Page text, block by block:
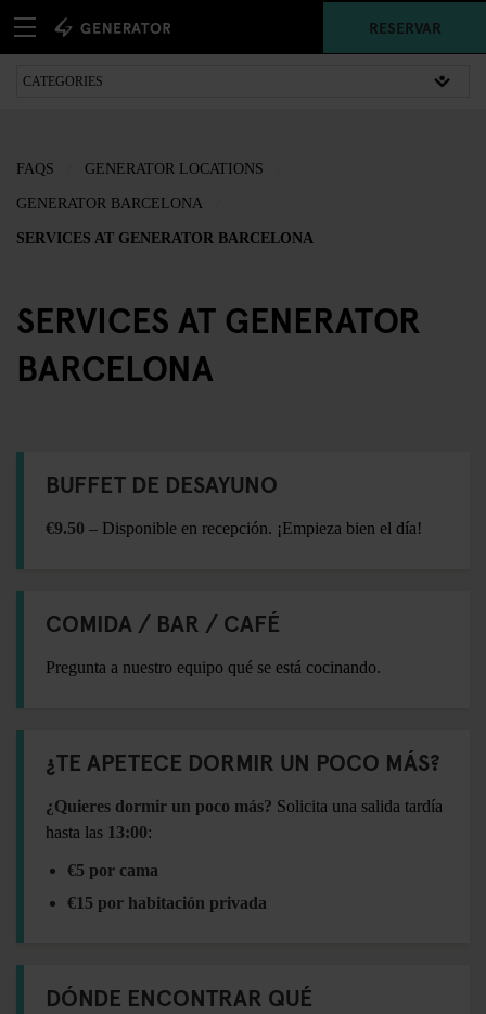
RESERVAR
FAQS GENERATOR LOCATIONS
GENERATOR BARCELONA
SERVICES AT GENERATOR BARCELONA
SERVICES AT GENERATOR
BARCELONA
BUFFET DE DESAYUNO
€9.50 – Disponible en recepción. ¡Empieza bien el día!
COMIDA / BAR / CAFÉ
Pregunta a nuestro equipo qué se está cocinando.
¿TE APETECE DORMIR UN POCO MÁS?
¿Quieres dormir un poco más? Solicita una salida tardía
hasta las 13:00:
€5 por cama
€15 por habitación privada
DÓNDE ENCONTRAR QUÉ